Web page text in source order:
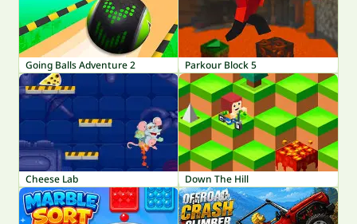
Going Balls Adventure 2 Parkour Block 5
Cheese Lab Down The Hill